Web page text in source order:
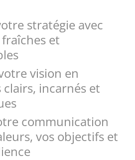
stratégie avec
et
vision en
clairs, incarnés et
communication
vos objectifs et